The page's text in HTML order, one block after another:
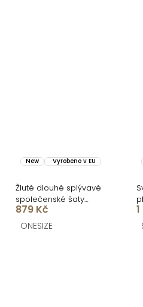
New Vyrobeno v EU
Žluté dlouhé splývavé
společenské šaty
LERDISEL na ramínka
879 Kč
ONESIZE